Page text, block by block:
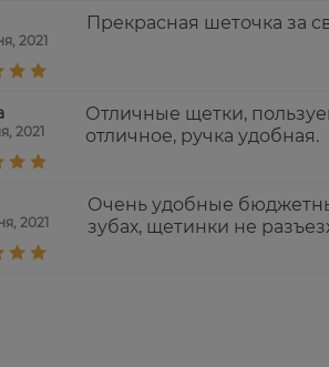
2021
Прекрасная шеточка за
2021
Отличные щетки,
отличное, ручка удобная.
2021
Очень удобные
зубах, щетинки не